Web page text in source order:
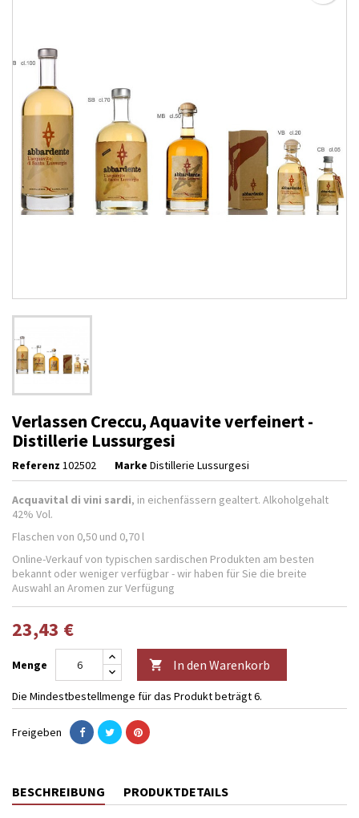
Verlassen Creccu, Aquavite verfeinert -
Distillerie Lussurgesi
Referenz 102502 Marke Distillerie Lussurgesi
Acquavital di vini sardi, in eichenfässern gealtert. Alkoholgehalt
42% Vol.
Flaschen von 0,50 und 0,70 l
Online-Verkauf von typischen sardischen Produkten am besten
bekannt oder weniger verfügbar - wir haben für Sie die breite
Auswahl an Aromen zur Verfügung
23,43 €
Menge  In den Warenkorb
Die Mindestbestellmenge für das Produkt beträgt 6.
Freigeben
BESCHREIBUNG PRODUKTDETAILS